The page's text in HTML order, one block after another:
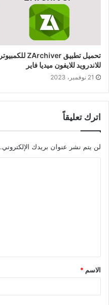
تحميل تطبيق ZArchiver للكمبيوتر
للاندرويد للايفون ميديا فاير
21 نوفمبر، 2023
اترك تعليقاً
لن يتم نشر عنوان بريدك الإلكتروني.
الاسم *